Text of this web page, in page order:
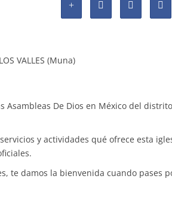
VALLES (Muna)
Asambleas De Dios en México del distrito
y actividades qué ofrece esta
te damos la bienvenida cuando pases